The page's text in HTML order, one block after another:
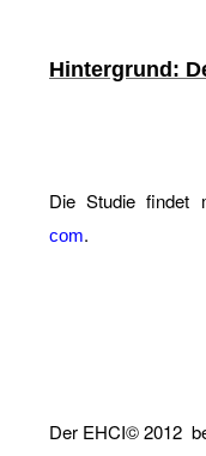
Hin­ter­grund:
Die Stu­die fin­det
com.
Der EHCI© 2012